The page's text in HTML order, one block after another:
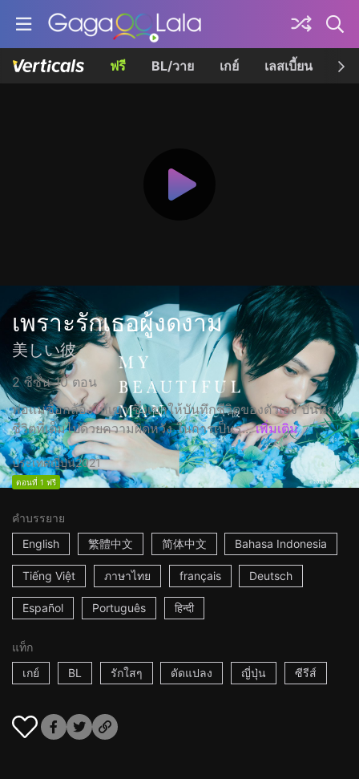
ฟรี BL/วาย เกย์ เลสเบี้ยน เค
เพราะรักเธอผู้งดงาม
美しい彼
2 ซีซั่น 10 ตอน
พ่อแม่ซื้อกล้องให้เขา ซึ่งเขาให้บันทึกชีวิตของตัวเอง บันทึก
ชีวิตที่เต็มไปด้วยความผิดหวัง ในการเป็นรุ... เพิ่มเติม
ประเทศญี่ปุ่น2021
ตอนที่ 1 ฟรี
คำบรรยาย
English
繁體中文 简体中文 Bahasa Indonesia
Tiếng Việt ภาษาไทย français Deutsch
Español Português हिन्दी
แท็ก
เกย์
BL รักใสๆ ดัดแปลง ญี่ปุ่น ซีรีส์